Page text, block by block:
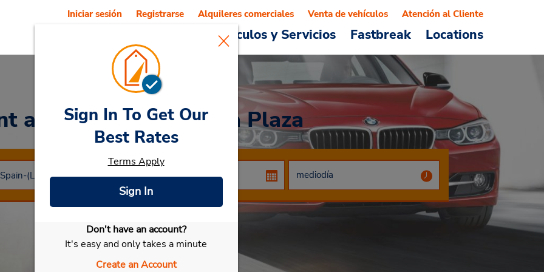
Vehículos y Servicios Fastbreak Locations
Iniciar sesión Registrarse Alquileres comerciales Venta de vehículos Atención al Cliente
a Carat Hotel Alcala Plaza
Seleccionar mi vehículo
Sign In To Get Our
Best Rates
Terms Apply
Sign In
Don't have an account?
It's easy and only takes a minute
Create an Account